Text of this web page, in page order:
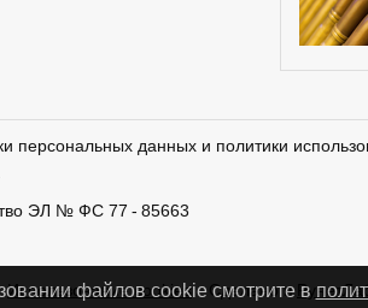
персональных данных и политики
ЭЛ № ФС 77 - 85663
Использование cookies Сделано в
файлов cookie смотрите в